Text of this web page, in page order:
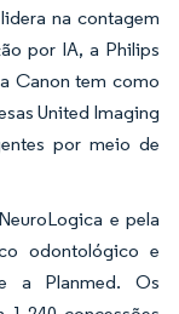
na contagem
por IA, a Philips
Canon tem como
United Imaging
por meio de
e pela
odontológico e
a Planmed. Os